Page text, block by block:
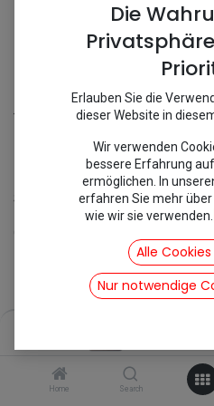
Home Search
Antriebswelle
[353027]
Schellenband Dose
inkl. Mwst
Add to Cart
Die
Erlauben Sie die
dieser Website in
Wir verwenden
bessere Erfahrung
ermöglichen. In
erfahren Sie mehr
wie wir sie verwenden.
Alle
Nur notwendige